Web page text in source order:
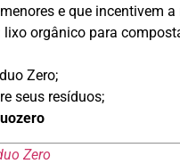
e que incentivem a
orgânico para
Zero;
seus resíduos;
Zero